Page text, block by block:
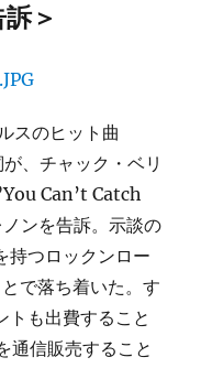
＞
スのヒット曲
、チャック・ベリ
Can’t Catch
ンを告訴。示談の
持つロックンロー
で落ち着いた。す
トも出費すること
通信販売すること